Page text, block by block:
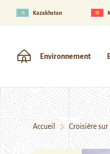
Kazakhstan
Environnement
Accueil Croisière sur